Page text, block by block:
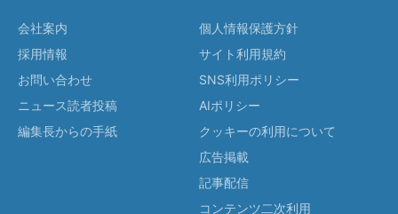
会社案内
採用情報
お問い合わせ
ニュース読者投稿
編集長からの手紙
個人情報保護方針
サイト利用規約
SNS利用ポリシー
AIポリシー
クッキーの利用について
広告掲載
記事配信
コンテンツ二次利用